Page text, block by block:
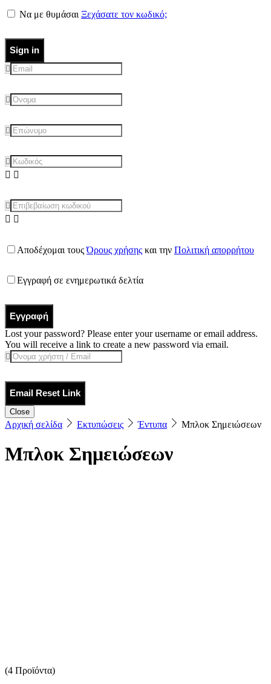
Να με θυμάσαι Ξεχάσατε τον κωδικό;
Sign in
Αποδέχομαι τουςΌρους χρήσης και την Πολιτική απορρήτου
Εγγραφή σε ενημερωτικά δελτία
Εγγραφή
Lost your password? Please enter your username or email address.
You will receive a link to create a new password via email.
Email Reset Link
Close
Αρχική σελίδα Εκτυπώσεις Έντυπα Μπλοκ Σημειώσεων
Μπλοκ Σημειώσεων
(4 Προϊόντα)